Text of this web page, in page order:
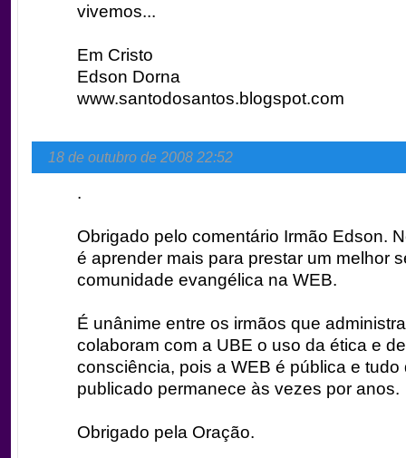
vivemos...
Em Cristo
Edson Dorna
www.santodosantos.blogspot.com
18 de outubro de 2008 22:52
.
Obrigado pelo comentário Irmão Edson.
é aprender mais para prestar um melhor
comunidade evangélica na WEB.
É unânime entre os irmãos que
colaboram com a UBE o uso da ética e
consciência, pois a WEB é pública e tudo
publicado permanece às vezes por anos.
Obrigado pela Oração.